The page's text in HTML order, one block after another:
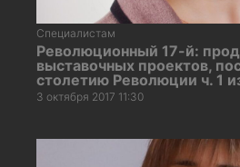
Специалистам
Революционный 17-й:
выставочных проектов,
столетию Революции ч. 1
3 октября 2017 11:30